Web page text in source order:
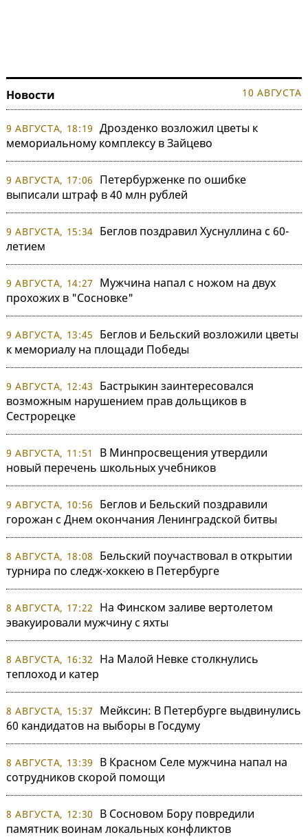
Новости 10 АВГУСТА
9 АВГУСТА, 18:19 Дрозденко возложил цветы к
мемориальному комплексу в Зайцево
9 АВГУСТА, 17:06
Петербурженке по ошибке
выписали штраф в 40 млн рублей
9 АВГУСТА, 15:34 Беглов поздравил Хуснуллина с 60-
летием
9 АВГУСТА, 14:27
Мужчина напал с ножом на двух
прохожих в "Сосновке"
9 АВГУСТА, 13:45
Беглов и Бельский возложили цветы
к мемориалу на площади Победы
9 АВГУСТА, 12:43
Бастрыкин заинтересовался
возможным нарушением прав дольщиков в
Сестрорецке
9 АВГУСТА, 11:51
В Минпросвещения утвердили
новый перечень школьных учебников
9 АВГУСТА, 10:56
Беглов и Бельский поздравили
горожан с Днем окончания Ленинградской битвы
8 АВГУСТА, 18:08
Бельский поучаствовал в открытии
турнира по следж-хоккею в Петербурге
8 АВГУСТА, 17:22
На Финском заливе вертолетом
эвакуировали мужчину с яхты
8 АВГУСТА, 16:32
На Малой Невке столкнулись
теплоход и катер
8 АВГУСТА, 15:37
Мейксин: В Петербурге выдвинулись
60 кандидатов на выборы в Госдуму
8 АВГУСТА, 13:39
В Красном Селе мужчина напал на
сотрудников скорой помощи
8 АВГУСТА, 12:30
В Сосновом Бору повредили
памятник воинам локальных конфликтов